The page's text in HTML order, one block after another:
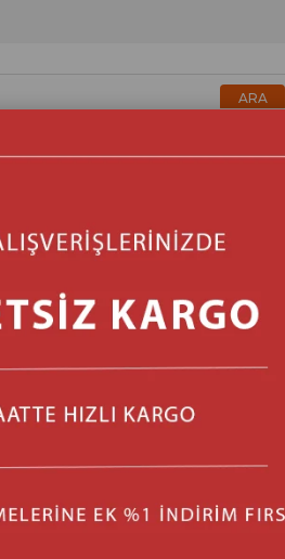
Vals SF16 LL Lily
(D_8680941003371)
Stok Miktarı : 6
₺2.239,00